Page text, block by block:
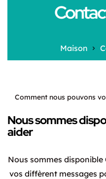
Maison
Comment nous pouvons
Nous sommes
aider
Nous sommes
vos diffèrent messages